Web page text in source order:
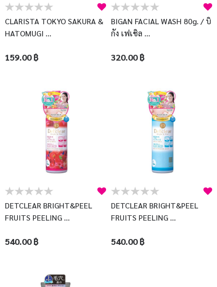
แจ้งชำระเงิน
ติดต่อเรา
รีวิว
CLARISTA TOKYO SAKURA &
HATOMUGI ...
159.00 ฿
BIGAN FACIAL WASH 80g. / บิ
กัง เฟเชิล ...
320.00 ฿
DETCLEAR BRIGHT&PEEL
FRUITS PEELING ...
540.00 ฿
DETCLEAR BRIGHT&PEEL
FRUITS PEELING ...
540.00 ฿